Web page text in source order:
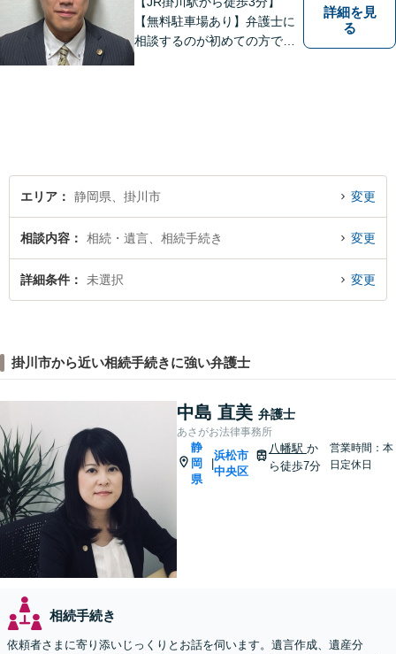
【無料駐車場あり】弁護士に
相談するのが初めての方でも
ださい。
詳細を見
る
エリア 静岡県、掛川市 変更
相談内容 相続・遺言、相続手続き 変更
詳細条件 未選択 変更
掛川市から近い相続手続きに強い弁護士
中島 直美 弁護士
あさがお法律事務所
静
岡
県
浜松市
中央区
八幡駅 か
ら徒歩7分
営業時間：本
日定休日
相続手続き
依頼者さまに寄り添いじっくりとお話を伺います。遺言作成、遺産分